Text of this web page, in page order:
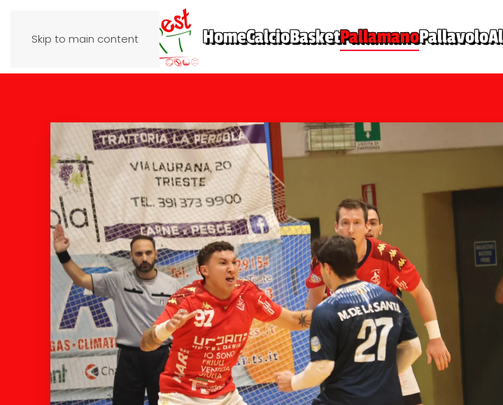
Skip to main content HomeCalcioBasketPallamanoPallavolo